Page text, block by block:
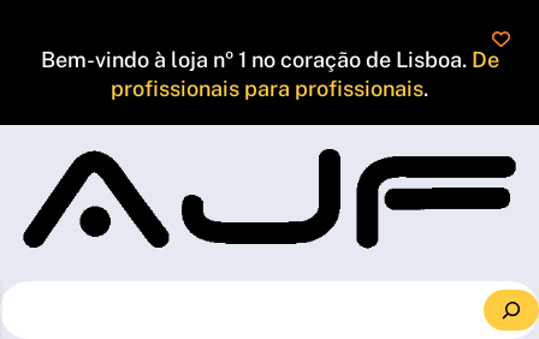
Bem-vindo à loja nº 1 no coração de Lisboa. De
profissionais para profissionais.
S
e